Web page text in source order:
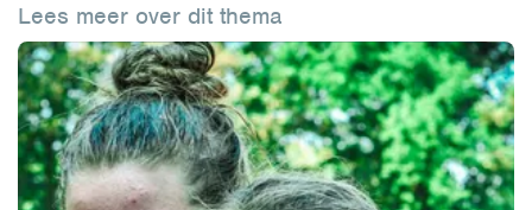
Lees meer over dit thema